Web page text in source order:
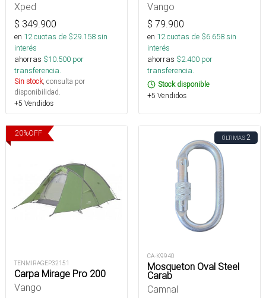
Xped
$ 349.900
en 12cuotas de $29.158sin
interés
ahorras $10.500 por
transferencia.
Sin stock, consulta por
disponibilidad.
+5 Vendidos
Vango
$ 79.900
en 12cuotas de $6.658sin
interés
ahorras $2.400 por
transferencia.
Stock disponible
+5 Vendidos
20%OFF
TENMIRAGEP32151
Carpa Mirage Pro 200
Vango
ÚLTIMAS2
CA-K9940
Mosqueton Oval Steel
Carab
Camnal